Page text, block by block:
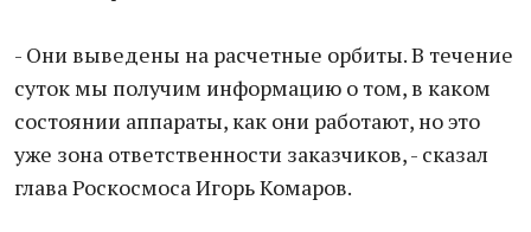
- Они выведены на расчетные орбиты. В течение
суток мы получим информацию о том, в каком
состоянии аппараты, как они работают, но это
уже зона ответственности заказчиков, - сказал
глава Роскосмоса Игорь Комаров.